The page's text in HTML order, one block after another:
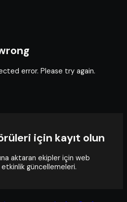
error. Please try again.
için kayıt olun
aktaran ekipler için web
güncellemeleri.